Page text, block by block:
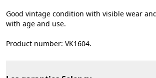
Good vintage condition with visible wear
with age and use.
Product number: VK1604.